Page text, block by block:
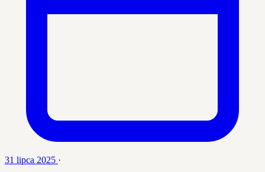
31 lipca 2025 ·